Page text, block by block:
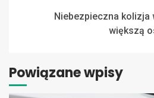
Niebezpieczna kolizja
większą
Powiązane wpisy